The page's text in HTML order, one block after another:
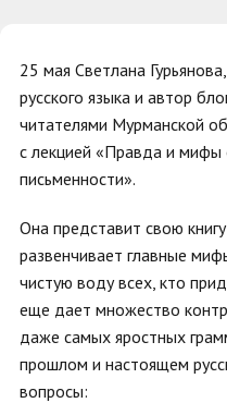
25 мая Светлана
русского языка и автор
читателями Мурманской
слекцией «Правда и мифы
письменности».
Она представит свою
развенчивает главные
чистую воду всех, кто
еще дает множество
даже самых яростных
прошлом и настоящем
вопросы: